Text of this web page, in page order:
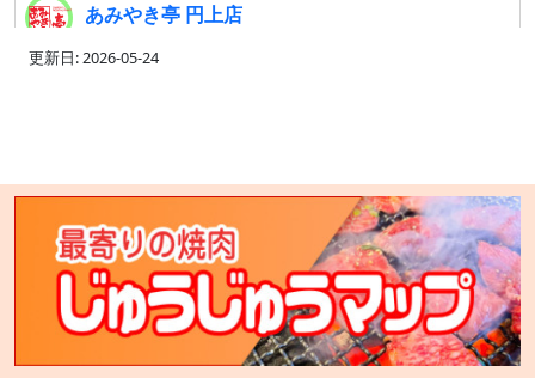
あみやき亭 円上店
愛知県長久手市井堀110
あみやき亭 彦根店
滋賀県彦根市馬場2丁目1-1
更新日: 2026-05-24